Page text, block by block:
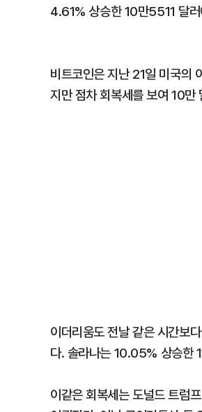
4.61% 상승한 10만5511 달
비트코인은 지난 21일 미국의
지만 점차 회복세를 보여 10
이더리움도 전날 같은 시간
다. 솔라나는 10.05% 상승한
이같은 회복세는 도널드 트럼